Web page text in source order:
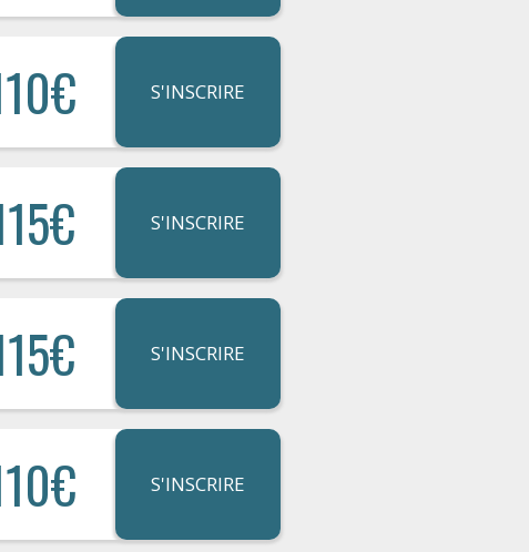
S'INSCRIRE
S'INSCRIRE
S'INSCRIRE
S'INSCRIRE